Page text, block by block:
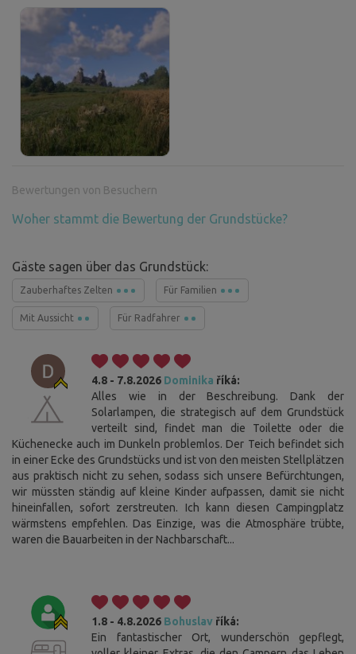
Bewertungen von Besuchern
Woher stammt die Bewertung der Grundstücke?
Gäste sagen über das Grundstück:
Zauberhaftes Zelten Für Familien
Mit Aussicht Für Radfahrer
4.8 - 7.8.2026 Dominika říká:
Alles wie in der Beschreibung. Dank der
Solarlampen, die strategisch auf dem Grundstück
verteilt sind, findet man die Toilette oder die
Küchenecke auch im Dunkeln problemlos. Der Teich befindet sich
in einer Ecke des Grundstücks und ist von den meisten Stellplätzen
aus praktisch nicht zu sehen, sodass sich unsere Befürchtungen,
wir müssten ständig auf kleine Kinder aufpassen, damit sie nicht
hineinfallen, sofort zerstreuten. Ich kann diesen Campingplatz
wärmstens empfehlen. Das Einzige, was die Atmosphäre trübte,
waren die Bauarbeiten in der Nachbarschaft...
1.8 - 4.8.2026 Bohuslav říká:
Ein fantastischer Ort, wunderschön gepflegt,